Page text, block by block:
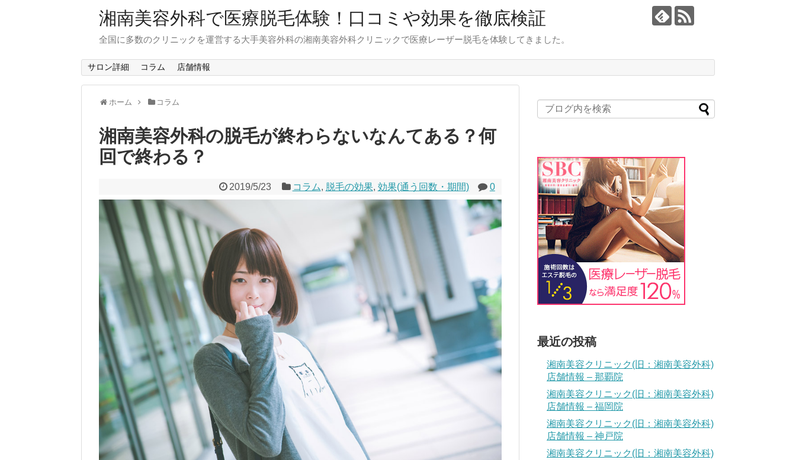
湘南美容外科で医療脱毛体験！口コミや効果を徹底検証
全国に多数のクリニックを運営する大手美容外科の湘南美容外科クリニックで医療レーザー脱毛を体験してきました。
サロン詳細 コラム 店舗情報
ホーム コラム
湘南美容外科の脱毛が終わらないなんてある？何
回で終わる？
2019/5/23 コラム, 脱毛の効果, 効果(通う回数・期間) 0
最近の投稿
湘南美容クリニック(旧：湘南美容外科)
店舗情報 – 那覇院
湘南美容クリニック(旧：湘南美容外科)
店舗情報 – 福岡院
湘南美容クリニック(旧：湘南美容外科)
店舗情報 – 神戸院
湘南美容クリニック(旧：湘南美容外科)